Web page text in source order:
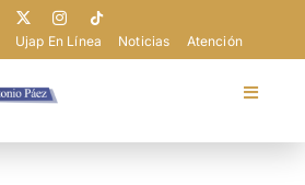
Ujap En Línea Noticias Atención
Toggle